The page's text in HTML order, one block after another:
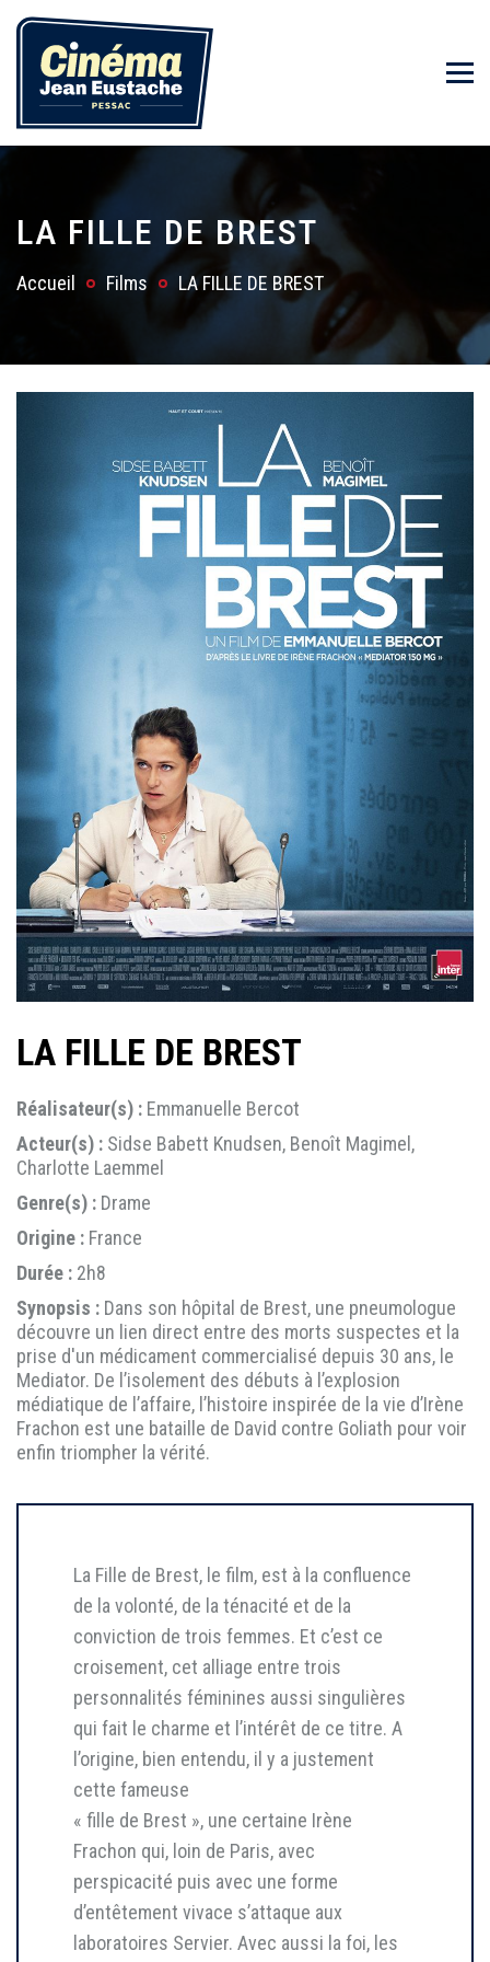
LA FILLE DE BREST
Accueil Films LA FILLE DE BREST
LA FILLE DE BREST
Réalisateur(s) : Emmanuelle Bercot
Acteur(s) : Sidse Babett Knudsen, Benoît Magimel,
Charlotte Laemmel
Genre(s) : Drame
Origine : France
Durée : 2h8
Synopsis : Dans son hôpital de Brest, une pneumologue
découvre un lien direct entre des morts suspectes et la
prise d'un médicament commercialisé depuis 30 ans, le
Mediator. De l’isolement des débuts à l’explosion
médiatique de l’affaire, l’histoire inspirée de la vie d’Irène
Frachon est une bataille de David contre Goliath pour voir
enfin triompher la vérité.
La Fille de Brest, le film, est à la confluence
de la volonté, de la ténacité et de la
conviction de trois femmes. Et c’est ce
croisement, cet alliage entre trois
personnalités féminines aussi singulières
qui fait le charme et l’intérêt de ce titre. A
l’origine, bien entendu, il y a justement
cette fameuse
« fille de Brest », une certaine Irène
Frachon qui, loin de Paris, avec
perspicacité puis avec une forme
d’entêtement vivace s’attaque aux
laboratoires Servier. Avec aussi la foi, les